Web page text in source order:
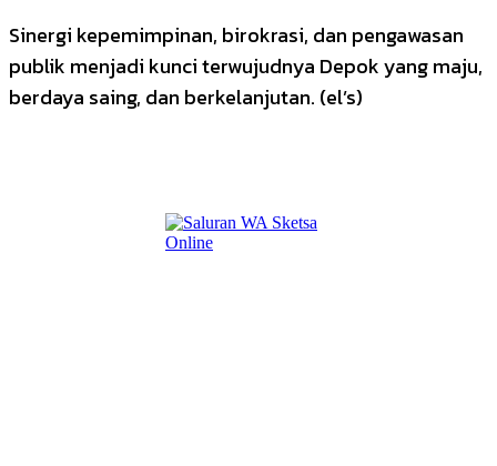
Sinergi kepemimpinan, birokrasi, dan pengawasan
publik menjadi kunci terwujudnya Depok yang maju,
berdaya saing, dan berkelanjutan. (el’s)